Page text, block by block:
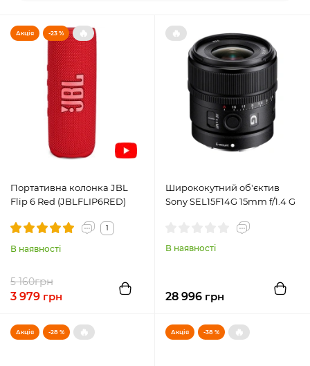
Акція -23 % 🔥
Портативна колонка JBL
Flip 6 Red (JBLFLIP6RED)
1
В наявності
5 160грн
3 979 грн
🔥
Ширококутний об'єктив
Sony SEL15F14G 15mm f/1.4 G
В наявності
28 996 грн
Акція -28 % 🔥 Акція -38 % 🔥